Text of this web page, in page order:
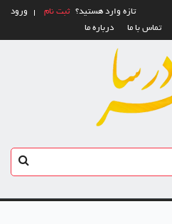
تازه وارد هستید؟ ثبت نام
ورود
تماس با ما درباره ما